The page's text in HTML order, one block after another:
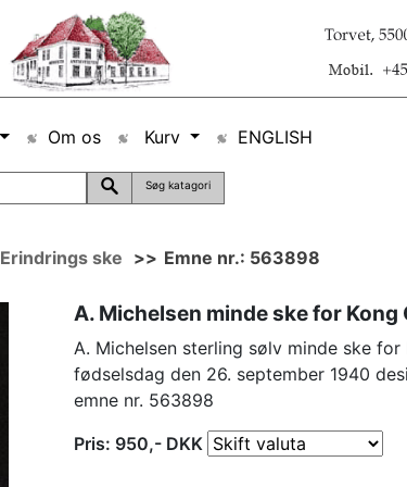
Om os Kurv ENGLISH
Søg katagori
Erindrings ske >> Emne nr.: 563898
A. Michelsen minde ske for Kong
A. Michelsen sterling sølv minde ske for
fødselsdag den 26. september 1940
emne nr. 563898
Pris: 950,- DKK